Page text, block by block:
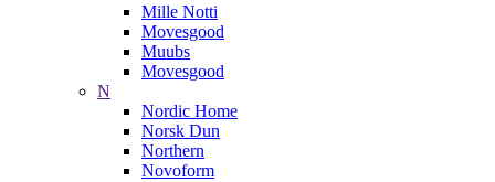
Mille Notti
Movesgood
Muubs
Movesgood
N
Nordic Home
Norsk Dun
Northern
Novoform